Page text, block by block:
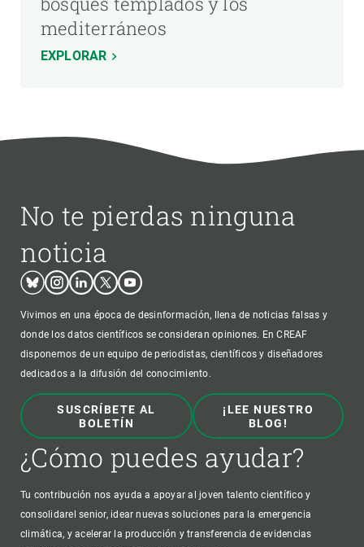
mediterráneos
EXPLORAR
No te pierdas ninguna
noticia
BlueskyInstagram
LinkedinTwitterYoutube
Vivimos en una época de desinformación, llena de noticias falsas y
donde los datos científicos se consideran opiniones. En CREAF
disponemos de un equipo de periodistas, científicos y diseñadores
dedicados a la difusión del conocimiento.
SUSCRÍBETE AL
BOLETÍN
¡LEE NUESTRO
BLOG!
¿Cómo puedes ayudar?
Tu contribución nos ayuda a apoyar al joven talento científico y
consolidarel senior, idear nuevas soluciones para la emergencia
climática, y acelerar la producción y transferencia de evidencias